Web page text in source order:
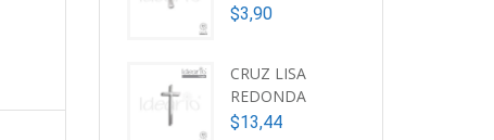
$3,90
CRUZ LISA
REDONDA
$13,44